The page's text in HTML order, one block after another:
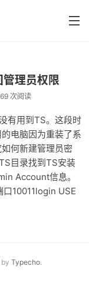
理员权限
次阅读
有用到TS。这段时
电脑因为重装了系
何新建管理员密
目录找到TS安装
Account信息。
10011login USE
Typecho.